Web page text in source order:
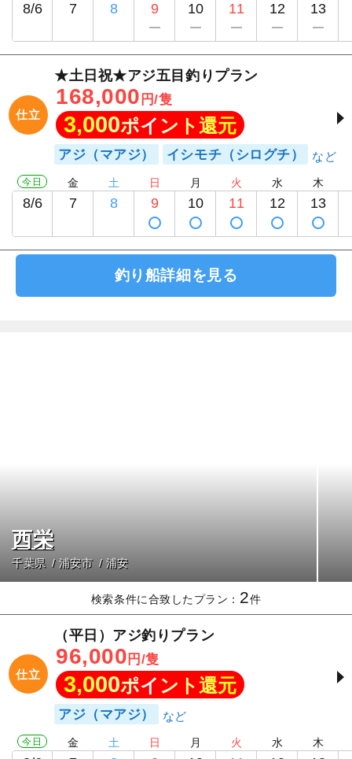
8/6 7 8 9 10 11 12 13
仕立
★土日祝★アジ五目釣りプラン
168,000 円/隻
3,000ポイント還元
アジ（マアジ） イシモチ（シログチ）
今日
8/6
金
7
土
8
日
9
月
10
火
11
水
12
木
13
釣り船詳細を見る
西栄
千葉県 浦安市 浦安
検索条件に合致したプラン： 2件
仕立
（平日）アジ釣りプラン
96,000 円/隻
3,000ポイント還元
アジ（マアジ）
今日 金 土 日 月 火 水 木